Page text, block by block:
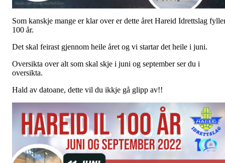
Som kanskje mange er klar over er dette året Hareid Idrettslag
100 år.
Det skal feirast gjennom heile året og vi startar det heile i juni.
Oversikta over alt som skal skje i juni og september ser du i
oversikta.
Hald av datoane, dette vil du ikkje gå glipp av!!